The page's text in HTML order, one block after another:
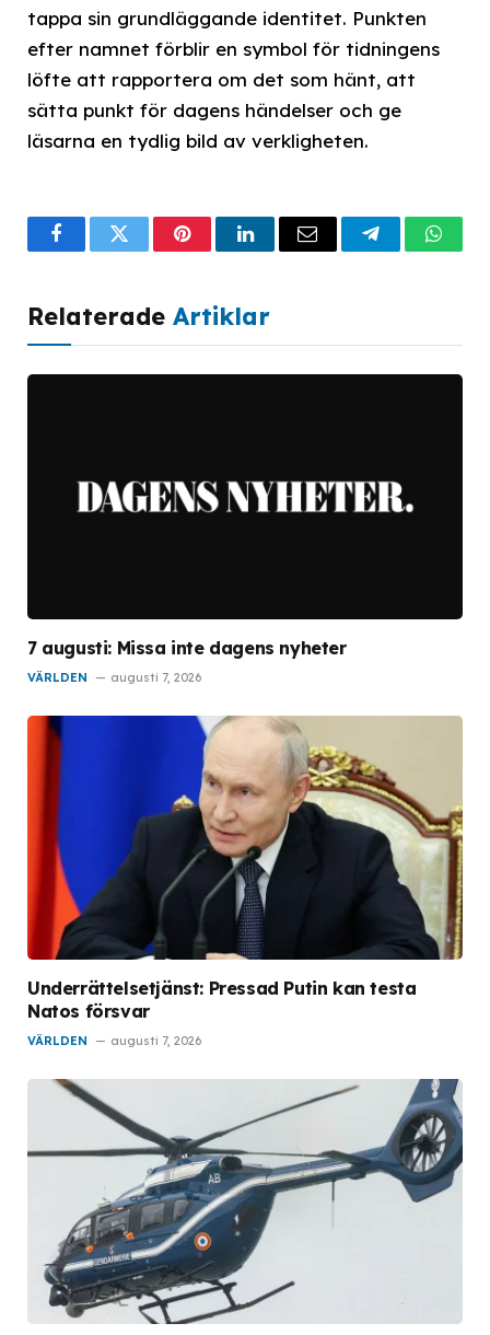
tappa sin grundläggande identitet. Punkten
efter namnet förblir en symbol för tidningens
löfte att rapportera om det som hänt, att
sätta punkt för dagens händelser och ge
läsarna en tydlig bild av verkligheten.
FacebookTwitterPinterestLinkedInEmail Telegram
Relaterade Artiklar
7 augusti: Missa inte dagens nyheter
VÄRLDEN augusti 7, 2026
Underrättelsetjänst: Pressad Putin kan testa
Natos försvar
VÄRLDEN augusti 7, 2026